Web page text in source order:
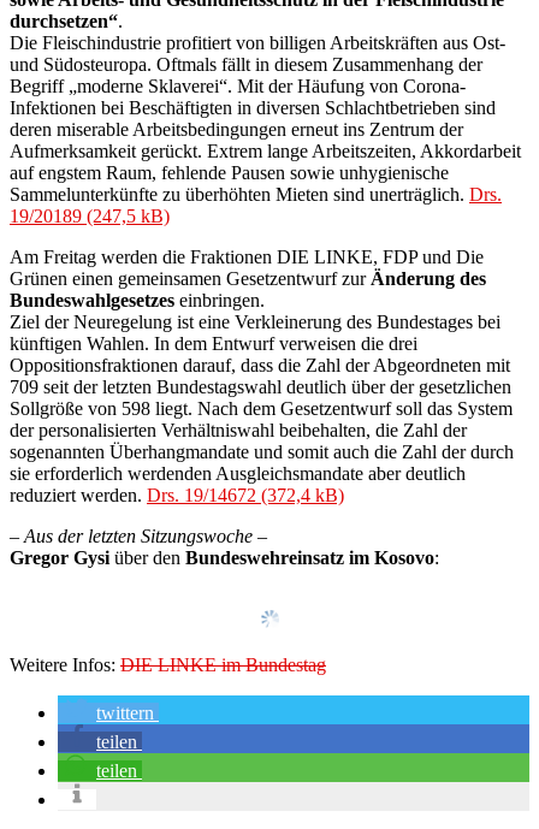
durchsetzen“.
Die Fleischindustrie profitiert von billigen Arbeitskräften aus Ost-
und Südosteuropa. Oftmals fällt in diesem Zusammenhang der
Begriff „moderne Sklaverei“. Mit der Häufung von Corona-
Infektionen bei Beschäftigten in diversen Schlachtbetrieben sind
deren miserable Arbeitsbedingungen erneut ins Zentrum der
Aufmerksamkeit gerückt. Extrem lange Arbeitszeiten, Akkordarbeit
auf engstem Raum, fehlende Pausen sowie unhygienische
Sammelunterkünfte zu überhöhten Mieten sind unerträglich. Drs.
19/20189
Am Freitag werden die Fraktionen DIE LINKE, FDP und Die
Grünen einen gemeinsamen Gesetzentwurf zur Änderung des
Bundeswahlgesetzes einbringen.
Ziel der Neuregelung ist eine Verkleinerung des Bundestages bei
künftigen Wahlen. In dem Entwurf verweisen die drei
Oppositionsfraktionen darauf, dass die Zahl der Abgeordneten mit
709 seit der letzten Bundestagswahl deutlich über der gesetzlichen
Sollgröße von 598 liegt. Nach dem Gesetzentwurf soll das System
der personalisierten Verhältniswahl beibehalten, die Zahl der
sogenannten Überhangmandate und somit auch die Zahl der durch
sie erforderlich werdenden Ausgleichsmandate aber deutlich
reduziert werden. Drs. 19/14672
– Aus der letzten Sitzungswoche –
Gregor Gysi über den Bundeswehreinsatz im Kosovo:
Weitere Infos: DIE LINKE im Bundestag
twittern
teilen
teilen